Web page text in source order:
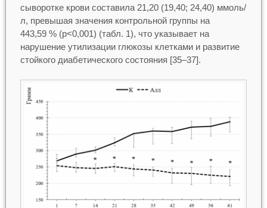
сыворотке крови составила 21,20 (19,40; 24,40) ммоль/
л, превышая значения контрольной группы на
443,59 % (p<0,001) (табл. 1), что указывает на
нарушение утилизации глюкозы клетками и развитие
стойкого диабетического состояния [35–37].